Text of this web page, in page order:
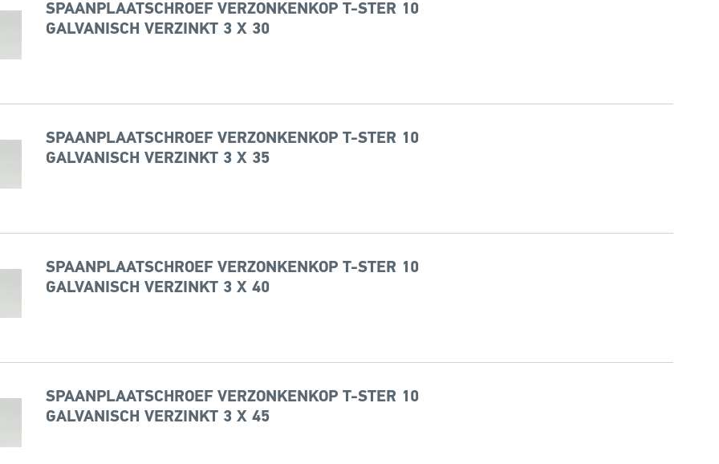
SPAANPLAATSCHROEF VERZONKENKOP T-STER 10
GALVANISCH VERZINKT 3 X 30
SPAANPLAATSCHROEF VERZONKENKOP T-STER 10
GALVANISCH VERZINKT 3 X 35
SPAANPLAATSCHROEF VERZONKENKOP T-STER 10
GALVANISCH VERZINKT 3 X 40
SPAANPLAATSCHROEF VERZONKENKOP T-STER 10
GALVANISCH VERZINKT 3 X 45